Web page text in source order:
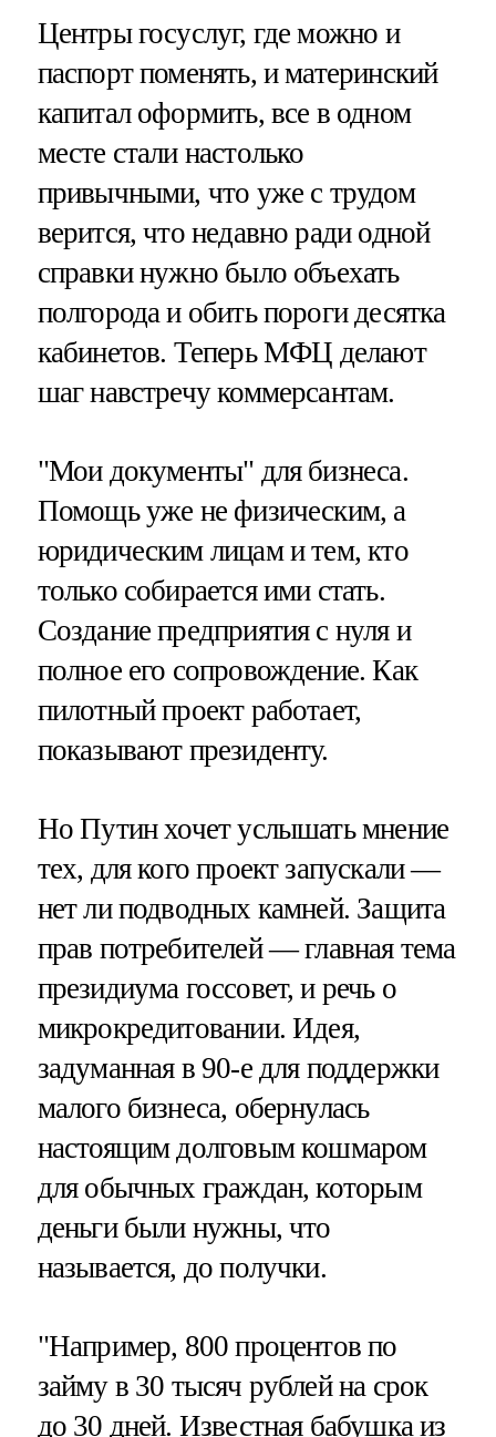
Центры госуслуг, где можно и
паспорт поменять, и материнский
капитал оформить, все в одном
месте стали настолько
привычными, что уже с трудом
верится, что недавно ради одной
справки нужно было объехать
полгорода и обить пороги десятка
кабинетов. Теперь МФЦ делают
шаг навстречу коммерсантам.
"Мои документы" для бизнеса.
Помощь уже не физическим, а
юридическим лицам и тем, кто
только собирается ими стать.
Создание предприятия с нуля и
полное его сопровождение. Как
пилотный проект работает,
показывают президенту.
Но Путин хочет услышать мнение
тех, для кого проект запускали —
нет ли подводных камней. Защита
прав потребителей — главная тема
президиума госсовет, и речь о
микрокредитовании. Идея,
задуманная в 90-е для поддержки
малого бизнеса, обернулась
настоящим долговым кошмаром
для обычных граждан, которым
деньги были нужны, что
называется, до получки.
"Например, 800 процентов по
займу в 30 тысяч рублей на срок
до 30 дней. Известная бабушка из